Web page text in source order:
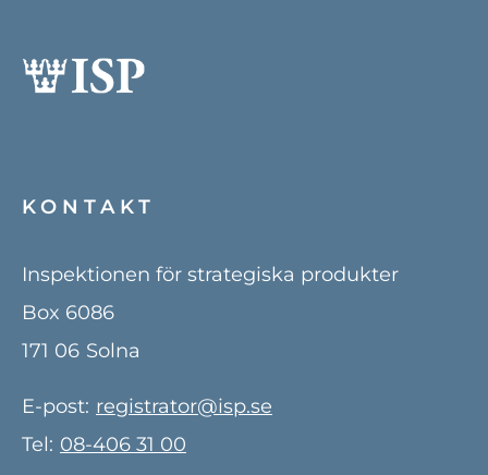
KONTAKT
Inspektionen för strategiska produkter
Box 6086
171 06 Solna
E-post: registrator@isp.se
Tel: 08-406 31 00